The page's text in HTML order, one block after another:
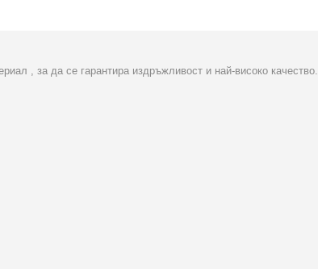
, за да се гарантира издръжливост и най-високо качество.